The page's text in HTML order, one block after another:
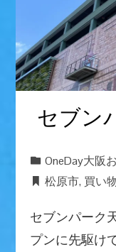
セブン
OneDay大阪
松原市, 買い
セブンパーク
プンに先駆け